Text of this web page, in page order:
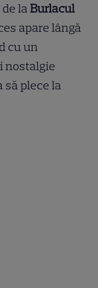
de laBurlacul
apare lângă
cu un
nostalgie
să plece la